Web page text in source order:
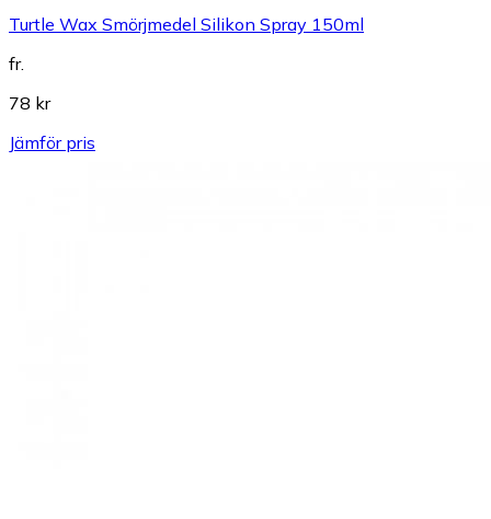
Turtle Wax Smörjmedel Silikon Spray 150ml
fr.
78 kr
Jämför pris